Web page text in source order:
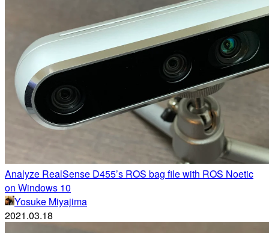
Analyze RealSense D455’s ROS bag file with ROS Noetic
on Windows 10
Yosuke Miyajima
2021.03.18